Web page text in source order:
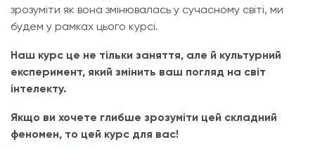
зрозуміти як вона змінювалась у сучасному світі, ми
будем у рамках цього курсі.
Наш курс це не тільки заняття, але й культурний
експеримент, який змінить ваш погляд на світ
інтелекту.
Якщо ви хочете глибше зрозуміти цей складний
феномен, то цей курс для вас!